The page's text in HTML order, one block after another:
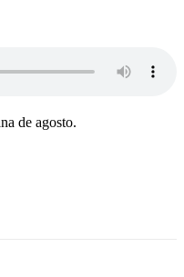
de agosto.